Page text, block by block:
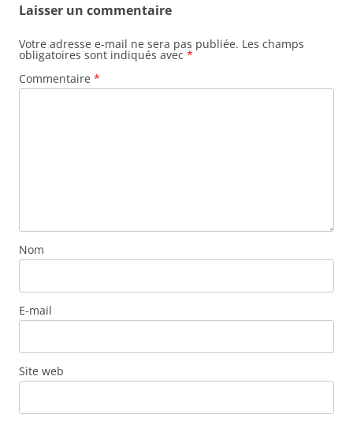
Laisser un commentaire
Votre adresse e-mail ne sera pas publiée. Les champs
obligatoires sont indiqués avec *
Commentaire *
Nom
E-mail
Site web